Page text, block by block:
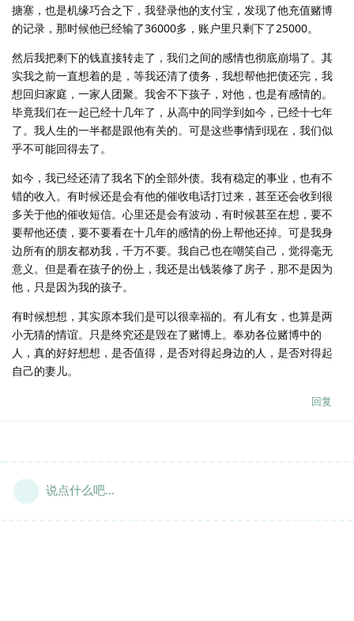
搪塞，也是机缘巧合之下，我登录他的支付宝，发现了他充值赌博
的记录，那时候他已经输了36000多，账户里只剩下了25000。
然后我把剩下的钱直接转走了，我们之间的感情也彻底崩塌了。其
实我之前一直想着的是，等我还清了债务，我想帮他把债还完，我
想回归家庭，一家人团聚。我舍不下孩子，对他，也是有感情的。
毕竟我们在一起已经十几年了，从高中的同学到如今，已经十七年
了。我人生的一半都是跟他有关的。可是这些事情到现在，我们似
乎不可能回得去了。
如今，我已经还清了我名下的全部外债。我有稳定的事业，也有不
错的收入。有时候还是会有他的催收电话打过来，甚至还会收到很
多关于他的催收短信。心里还是会有波动，有时候甚至在想，要不
要帮他还债，要不要看在十几年的感情的份上帮他还掉。可是我身
边所有的朋友都劝我，千万不要。我自己也在嘲笑自己，觉得毫无
意义。但是看在孩子的份上，我还是出钱装修了房子，那不是因为
他，只是因为我的孩子。
有时候想想，其实原本我们是可以很幸福的。有儿有女，也算是两
小无猜的情谊。只是终究还是毁在了赌博上。奉劝各位赌博中的
人，真的好好想想，是否值得，是否对得起身边的人，是否对得起
自己的妻儿。
回复
说点什么吧...